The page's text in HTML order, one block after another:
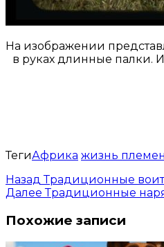
На изображении
в руках длинные палки.
ТегиАфрика жизнь
Назад Традиционные
Далее Традиционные
Похожие записи